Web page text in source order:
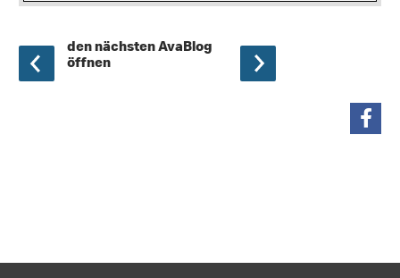
den nächsten AvaBlog
öffnen